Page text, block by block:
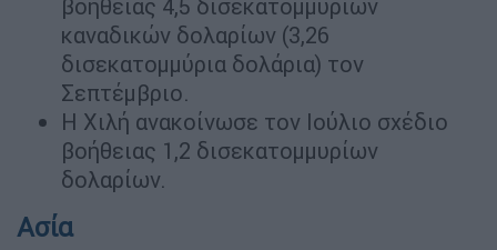
βοήθειας 4,5 δισεκατομμυρίων
καναδικών δολαρίων (3,26
δισεκατομμύρια δολάρια) τον
Σεπτέμβριο.
Η Χιλή ανακοίνωσε τον Ιούλιο σχέδιο
βοήθειας 1,2 δισεκατομμυρίων
δολαρίων.
Ασία